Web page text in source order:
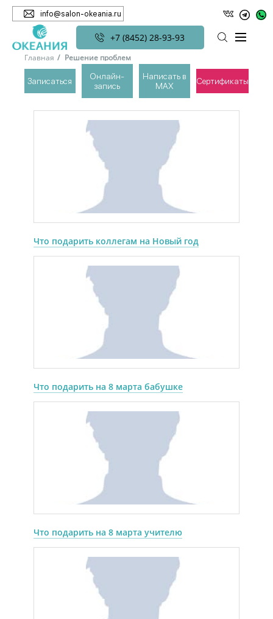
info@salon-okeania.ru
+7 (8452) 28-93-93
Записаться
Онлайн-
запись
Написать в
MAX
Сертификаты
Главная Решение проблем
РЕШЕНИЕ ПРОБЛЕМ
Что подарить коллегам на Новый год
Что подарить на 8 марта бабушке
Что подарить на 8 марта учителю